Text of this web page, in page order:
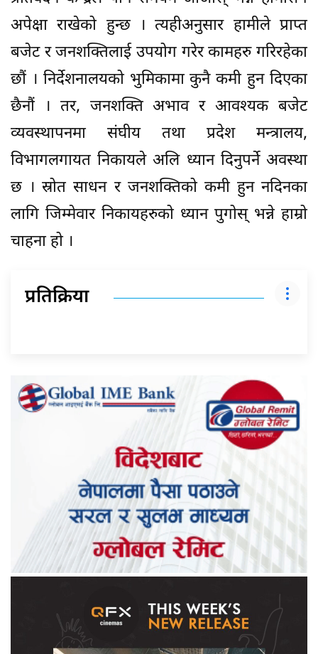
अपेक्षा राखेको हुन्छ । त्यहीअनुसार हामीले प्राप्त
बजेट र जनशक्तिलाई उपयोग गरेर कामहरु गरिरहेका
छौं । निर्देशनालयको भुमिकामा कुनै कमी हुन दिएका
छैनौं । तर, जनशक्ति अभाव र आवश्यक बजेट
व्यवस्थापनमा संघीय तथा प्रदेश मन्त्रालय,
विभागलगायत निकायले अलि ध्यान दिनुपर्ने अवस्था
छ । स्रोत साधन र जनशक्तिको कमी हुन नदिनका
लागि जिम्मेवार निकायहरुको ध्यान पुगोस् भन्ने हाम्रो
चाहना हो ।
प्रतिक्रिया